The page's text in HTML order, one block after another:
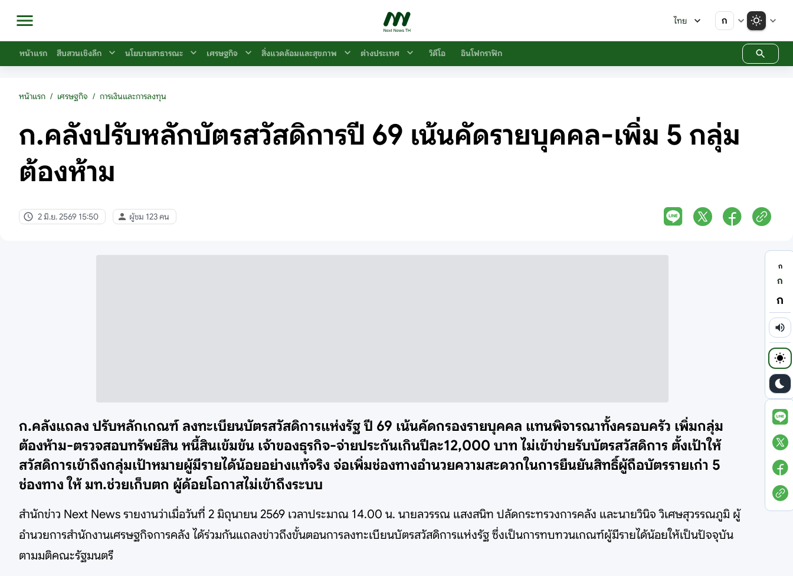
ไทย ก
หน้าแรก สืบสวนเชิงลึก นโยบายสาธารณะ เศรษฐกิจ สิ่งแวดล้อมและสุขภาพ ต่างประเทศ วิดีโอ อินโฟกราฟิก
หน้าแรก / เศรษฐกิจ / การเงินและการลงทุน
ก.คลังปรับหลักบัตรสวัสดิการปี 69 เน้นคัดรายบุคคล-เพิ่ม 5 กลุ่ม
ต้องห้าม
2 มิ.ย. 2569 15:50 ผู้ชม 123 คน
ก.คลังแถลง ปรับหลักเกณฑ์ ลงทะเบียนบัตรสวัสดิการแห่งรัฐ ปี 69 เน้นคัดกรองรายบุคคล แทนพิจารณาทั้งครอบครัว เพิ่มกลุ่ม
ต้องห้าม-ตรวจสอบทรัพย์สิน หนี้สินเข้มข้น เจ้าของธุรกิจ-จ่ายประกันเกินปีละ12,000 บาท ไม่เข้าข่ายรับบัตรสวัสดิการ ตั้งเป้าให้
สวัสดิการเข้าถึงกลุ่มเป้าหมายผู้มีรายได้น้อยอย่างแท้จริง จ่อเพิ่มช่องทางอำนวยความสะดวกในการยืนยันสิทธิ์ผู้ถือบัตรรายเก่า 5
ช่องทาง ให้ มท.ช่วยเก็บตก ผู้ด้อยโอกาสไม่เข้าถึงระบบ
สำนักข่าว Next News รายงานว่าเมื่อวันที่ 2 มิถุนายน 2569 เวลาประมาณ 14.00 น. นายลวรรณ แสงสนิท ปลัดกระทรวงการคลัง และนายวินิจ วิเศษสุวรรณภูมิ ผู้
อำนวยการสำนักงานเศรษฐกิจการคลัง ได้ร่วมกันแถลงข่าวถึงขั้นตอนการลงทะเบียนบัตรสวัสดิการแห่งรัฐ ซึ่งเป็นการทบทวนเกณฑ์ผู้มีรายได้น้อยให้เป็นปัจจุบัน
ตามมติคณะรัฐมนตรี
ก
ก
ก